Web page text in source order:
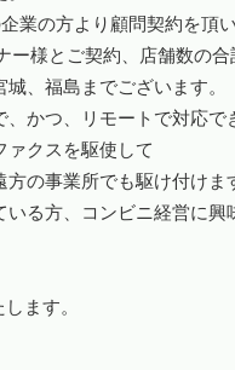
の方より顧問契約を頂い
様とご契約、店舗数の
、福島までございます。
かつ、リモートで対応で
クスを駆使して
の事業所でも駆け付けま
る方、コンビニ経営に興
ます。